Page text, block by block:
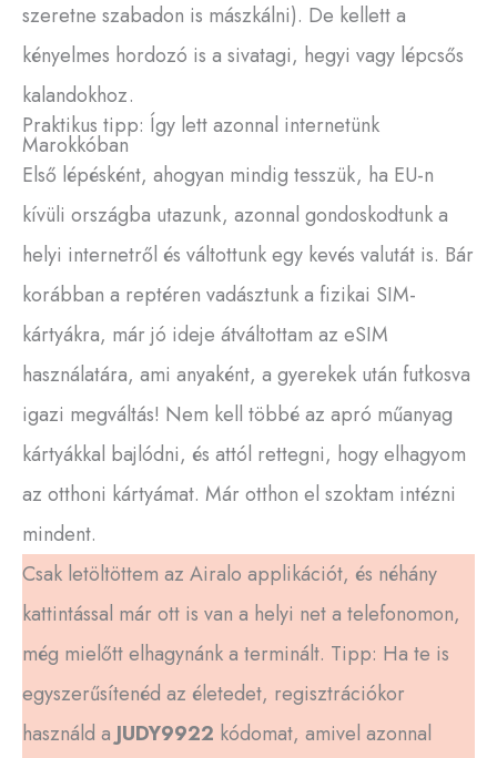
szeretne szabadon is mászkálni). De kellett a
kényelmes hordozó is a sivatagi, hegyi vagy lépcsős
kalandokhoz.
Praktikus tipp: Így lett azonnal internetünk
Marokkóban
Első lépésként, ahogyan mindig tesszük, ha EU-n
kívüli országba utazunk, azonnal gondoskodtunk a
helyi internetről és váltottunk egy kevés valutát is. Bár
korábban a reptéren vadásztunk a fizikai SIM-
kártyákra, már jó ideje átváltottam az eSIM
használatára, ami anyaként, a gyerekek után futkosva
igazi megváltás! Nem kell többé az apró műanyag
kártyákkal bajlódni, és attól rettegni, hogy elhagyom
az otthoni kártyámat. Már otthon el szoktam intézni
mindent.
Csak letöltöttem az Airalo applikációt, és néhány
kattintással már ott is van a helyi net a telefonomon,
még mielőtt elhagynánk a terminált. Tipp: Ha te is
egyszerűsítenéd az életedet, regisztrációkor
használd a JUDY9922 kódomat, amivel azonnal